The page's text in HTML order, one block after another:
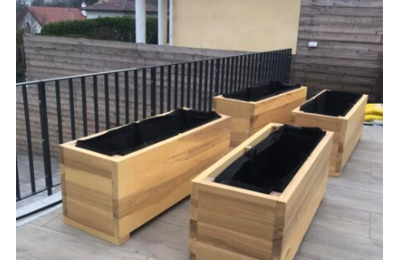
75,000
AJÁNLATKÉRÉS